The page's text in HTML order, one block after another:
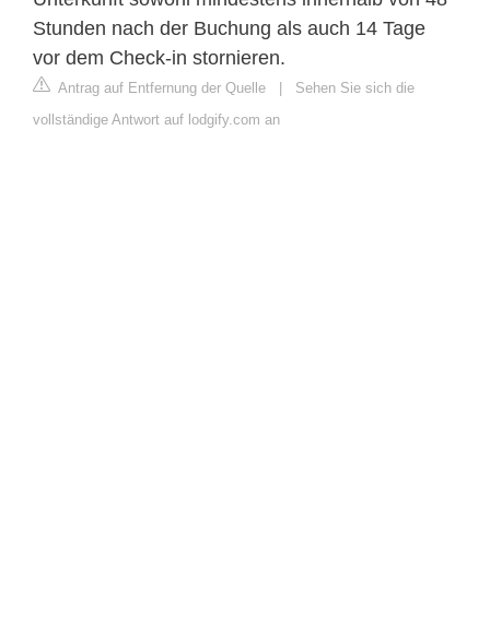
Stunden nach der Buchung als auch 14 Tage
vor dem Check-in stornieren.
Antrag auf Entfernung der Quelle | Sehen Sie sich die
vollständige Antwort auf lodgify.com an